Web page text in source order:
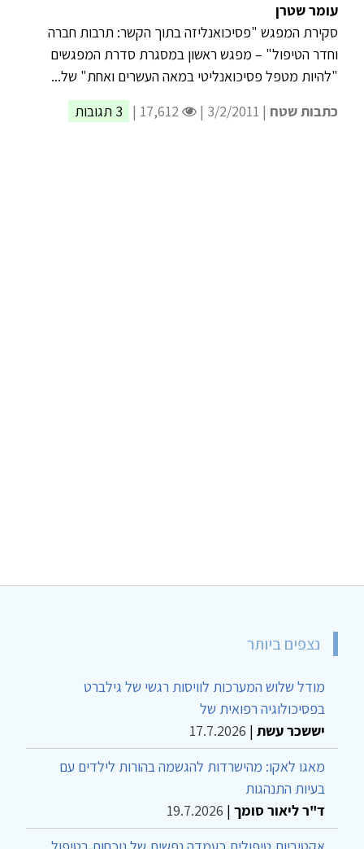
עומר שטרן
סקירת המפגש "פסיכואנליזה בתוך הקשר: תרבות חברה
וחדר הטיפול" – מפגש ראשון במסגרת סדרת המפגשים
"להיות מטפל פסיכואנליטי במאה העשרים ואחת" של...
כתבות שטח | 3/2/2011 | 3 תגובות
נצפים ביותר
מודל שלוש המערכות לוויסות רגשי של גילברט
בפסיכולוגיה רפואית של
יששכר עשת |
17.7.2026
מאגו לאקו: מהישרדות להגשמה בהורות לילדים עם
בעיות התנהגות
ד"ר ליאור סומך |
19.7.2026